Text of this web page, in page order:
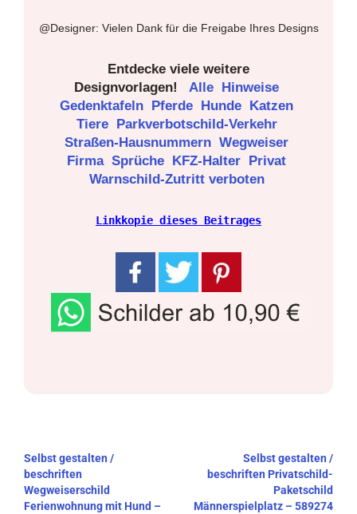
@Designer: Vielen Dank für die Freigabe Ihres Designs
Entdecke viele weitere
Designvorlagen!
Alle Hinweise
Gedenktafeln Pferde Hunde Katzen
Tiere Parkverbotschild-Verkehr
Straßen-Hausnummern Wegweiser
Firma Sprüche KFZ-Halter Privat
Warnschild-Zutritt verboten
Linkkopie dieses Beitrages
Beitragsnavigation
Selbst gestalten /
beschriften
Wegweiserschild
Ferienwohnung mit Hund –
Selbst gestalten /
beschriften Privatschild-
Paketschild
Männerspielplatz – 589274